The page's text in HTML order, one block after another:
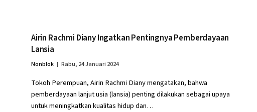
Airin Rachmi Diany Ingatkan Pentingnya Pemberdayaan
Lansia
Nonblok Rabu, 24 Januari 2024
Tokoh Perempuan, Airin Rachmi Diany mengatakan, bahwa
pemberdayaan lanjut usia (lansia) penting dilakukan sebagai upaya
untuk meningkatkan kualitas hidup dan…